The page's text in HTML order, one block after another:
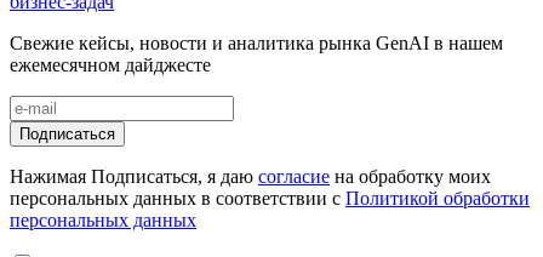
Свежие кейсы, новости и аналитика рынка GenAI в нашем
ежемесячном дайджесте
Подписаться
Нажимая Подписаться, я даю согласие на обработку моих
персональных данных в соответствии с Политикой обработки
персональных данных